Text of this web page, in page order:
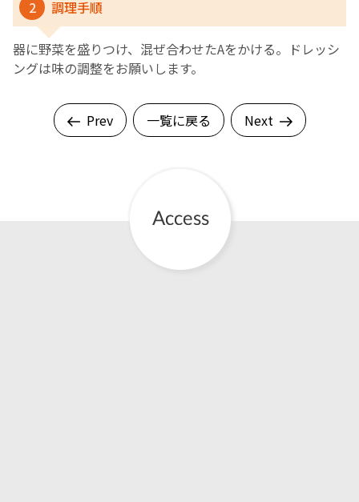
2 調理手順
器に野菜を盛りつけ、混ぜ合わせたAをかける。ドレッシ
ングは味の調整をお願いします。
Prev 一覧に戻る Next